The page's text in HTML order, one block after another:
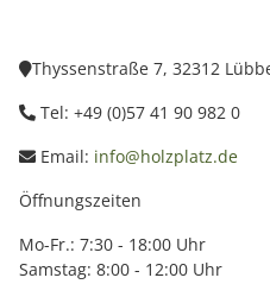
Thyssenstraße 7, 32312
Tel: +49 (0)57 41 90 982 0
Email: info@holzplatz.de
Öffnungszeiten
Mo-Fr.: 7:30 - 18:00 Uhr
Samstag: 8:00 - 12:00 Uhr